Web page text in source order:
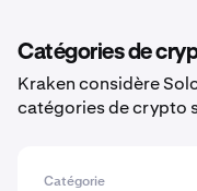
Catégories de
Kraken considère
catégories de crypto
Catégorie